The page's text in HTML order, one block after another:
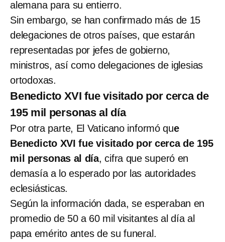
alemana para su entierro.
Sin embargo, se han confirmado más de 15
delegaciones de otros países, que estarán
representadas por jefes de gobierno,
ministros, así como delegaciones de iglesias
ortodoxas.
Benedicto XVI fue visitado por cerca de
195 mil personas al día
Por otra parte, El Vaticano informó que
Benedicto XVI fue visitado por cerca de 195
mil personas al día, cifra que superó en
demasía a lo esperado por las autoridades
eclesiásticas.
Según la información dada, se esperaban en
promedio de 50 a 60 mil visitantes al día al
papa emérito antes de su funeral.